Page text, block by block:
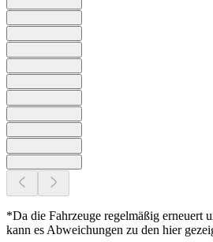
*Da die Fahrzeuge regelmäßig erneuert
kann es Abweichungen zu den hier